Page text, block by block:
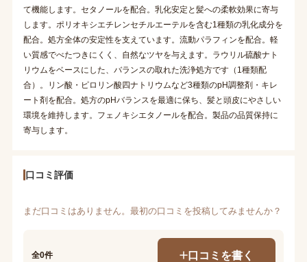
て機能します。セタノールを配合。乳化安定と髪への柔軟効果に寄与
します。ポリオキシエチレンセチルエーテルを含む1種類の乳化成分を
配合。処方全体の安定性を支えています。流動パラフィンを配合。軽
い質感でべたつきにくく、自然なツヤを与えます。ラウリル硫酸ナト
リウムをベースにした、バランスの取れた洗浄処方です（1種類配
合）。リン酸・ピロリン酸四ナトリウムなど3種類のpH調整剤・キレ
ート剤を配合。処方のpHバランスを最適に保ち、髪と頭皮にやさしい
環境を維持します。フェノキシエタノールを配合。製品の品質保持に
寄与します。
口コミ評価
まだ口コミはありません。最初の口コミを投稿してみませんか？
全0件 口コミを書く